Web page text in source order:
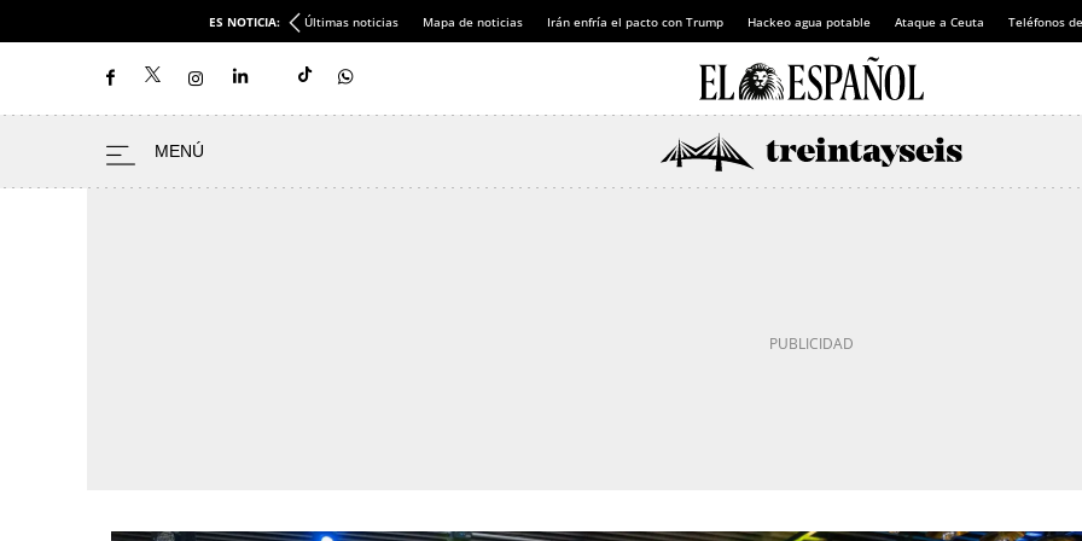
ES NOTICIA: Últimas noticias Mapa de noticias Irán enfría el pacto con Trump Hackeo agua potable Ataque a Ceuta Teléfonos